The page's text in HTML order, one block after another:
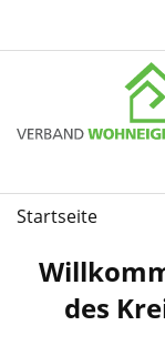
Startseite
des